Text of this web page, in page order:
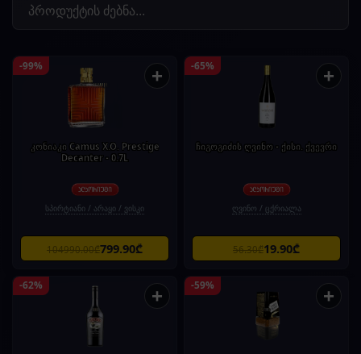
-99% +
კონიაკი Camus X.O. Prestige
Decanter - 0.7L
სპირტიანი / არაყი / ვისკი
104990.00₾799.90₾
-65% +
ჩიგოგიძის ღვინო - ქისი. ქვევრი
ღვინო / ცქრიალა
56.30₾19.90₾
-62% + -59% +